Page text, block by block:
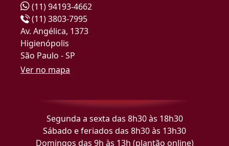
(11) 94193-4662
(11) 3803-7995
Av. Angélica, 1373
Higienópolis
São Paulo - SP
Ver no mapa
Segunda a sexta das 8h30 às 18h30
Sábado e feriados das 8h30 às 13h30
Domingos das 9h às 13h (plantão online)